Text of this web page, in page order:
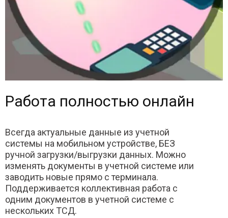
Работа полностью онлайн
Всегда актуальные данные из учетной
системы на мобильном устройстве, БЕЗ
ручной загрузки/выгрузки данных. Можно
изменять документы в учетной системе или
заводить новые прямо с терминала.
Поддерживается коллективная работа с
одним документов в учетной системе с
нескольких ТСД.